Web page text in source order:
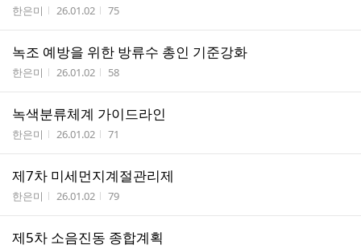
작성자
한은미 작성시간
26.01.02 조회수
75
녹조 예방을 위한 방류수 총인 기준강화
작성자
한은미 작성시간
26.01.02 조회수
58
녹색분류체계 가이드라인
작성자
한은미 작성시간
26.01.02 조회수
71
제7차 미세먼지계절관리제
작성자
한은미 작성시간
26.01.02 조회수
79
제5차 소음진동 종합계획